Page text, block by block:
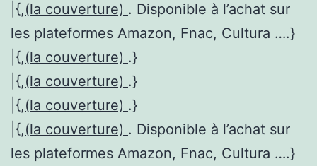
|{,(la couverture) . Disponible à l’achat sur
les plateformes Amazon, Fnac, Cultura ….}
|{,(la couverture) .}
|{,(la couverture) .}
|{,(la couverture) .}
|{,(la couverture) . Disponible à l’achat sur
les plateformes Amazon, Fnac, Cultura ….}